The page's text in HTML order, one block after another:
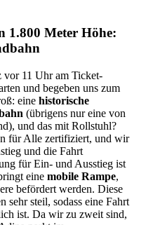
Meter Höhe:
vor 11 Uhr am Ticket-
und begeben uns zum
eine historische
(übrigens nur eine von
und das mit Rollstuhl?
für Alle zertifiziert, und wir
und die Fahrt
für Ein- und Ausstieg ist
eine mobile Rampe,
befördert werden. Diese
sehr steil, sodass eine Fahrt
ist. Da wir zu zweit sind,